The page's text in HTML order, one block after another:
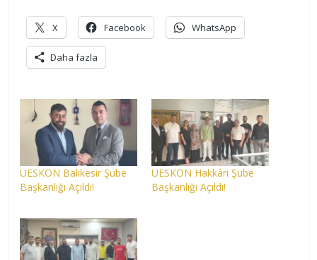
X Facebook WhatsApp
Daha fazla
UESKON Balıkesir Şube
Başkanlığı Açıldı!
UESKON Hakkâri Şube
Başkanlığı Açıldı!